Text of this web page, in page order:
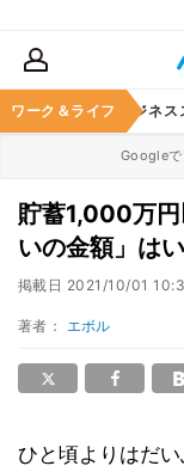
ワーク＆ライフ
キャリア ビジネ
Googleで
貯蓄1,000万
いの金額」は
掲載日 2021/10/01
著者： エボル
ひと頃よりはだ